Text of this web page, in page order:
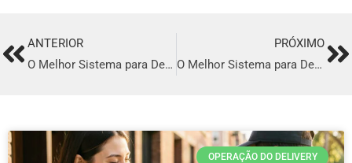
PrevANTERIOR
O Melhor Sistema para Delivery em Moji-mirim
PRÓXIMO
O Melhor Sistema para Delivery em Caratinga
OPERAÇÃO DO DELIVERY